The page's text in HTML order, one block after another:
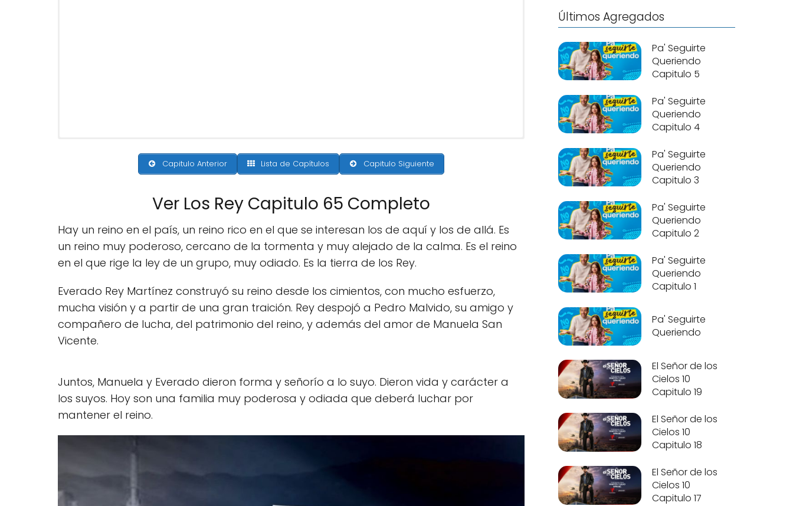
Capitulo Anterior Lista de Capítulos Capitulo Siguiente
Ver Los Rey Capitulo 65 Completo
Hay un reino en el país, un reino rico en el que se interesan los de aquí y los de allá. Es
un reino muy poderoso, cercano de la tormenta y muy alejado de la calma. Es el reino
en el que rige la ley de un grupo, muy odiado. Es la tierra de los Rey.
Everado Rey Martínez construyó su reino desde los cimientos, con mucho esfuerzo,
mucha visión y a partir de una gran traición. Rey despojó a Pedro Malvido, su amigo y
compañero de lucha, del patrimonio del reino, y además del amor de Manuela San
Vicente.
Juntos, Manuela y Everado dieron forma y señorío a lo suyo. Dieron vida y carácter a
los suyos. Hoy son una familia muy poderosa y odiada que deberá luchar por
mantener el reino.
Últimos Agregados
Pa' Seguirte
Queriendo
Capitulo 5
Pa' Seguirte
Queriendo
Capitulo 4
Pa' Seguirte
Queriendo
Capitulo 3
Pa' Seguirte
Queriendo
Capitulo 2
Pa' Seguirte
Queriendo
Capitulo 1
Pa' Seguirte
Queriendo
El Señor de los
Cielos 10
Capitulo 19
El Señor de los
Cielos 10
Capitulo 18
El Señor de los
Cielos 10
Capitulo 17